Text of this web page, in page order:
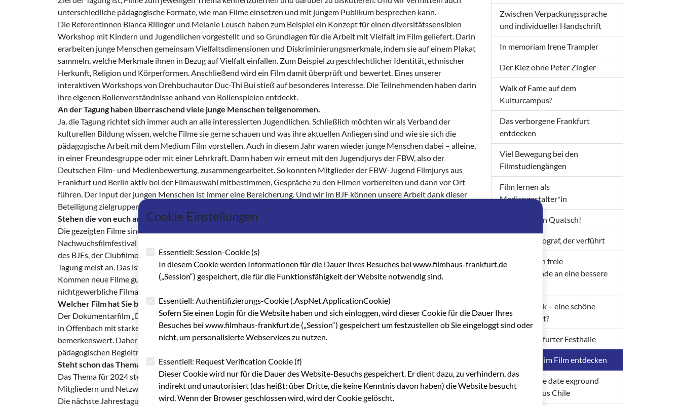
unterschiedliche pädagogische Formate, wie man Filme einsetzen und mit jungem Publikum besprechen kann.
Die Referentinnen Bianca Rilinger und Melanie Leusch haben zum Beispiel ein Konzept für einen diversitätssensiblen
Workshop mit Kindern und Jugendlichen vorgestellt und so Grundlagen für die Arbeit mit Vielfalt im Film geliefert. Darin
erarbeiten junge Menschen gemeinsam Vielfaltsdimensionen und Diskriminierungsmerkmale, indem sie auf einem Plakat
sammeln, welche Merkmale ihnen in Bezug auf Vielfalt einfallen. Zum Beispiel zu geschlechtlicher Identität, ethnischer
Herkunft, Religion und Körperformen. Anschließend wird ein Film damit überprüft und bewertet. Eines unserer
interaktiven Workshops von Drehbuchautor Duc-Thi Bui stieß auf besonderes Interesse. Die Teilnehmenden haben darin
ihre eigenen Rollenverständnisse anhand von Rollenspielen entdeckt.
An der Tagung haben überraschend viele junge Menschen teilgenommen.
Ja, die Tagung richtet sich immer auch an alle interessierten Jugendlichen. Schließlich möchten wir als Verband der
kulturellen Bildung wissen, welche Filme sie gerne schauen und was ihre aktuellen Anliegen sind und wie sie sich die
pädagogische Arbeit mit dem Medium Film vorstellen. Auch in diesem Jahr waren wieder junge Menschen dabei – alleine,
in einer Freundesgruppe oder mit einer Lehrkraft. Dann haben wir erneut mit den Jugendjurys der FBW, also der
Deutschen Film- und Medienbewertung, zusammengearbeitet. So konnten Mitglieder der FBW-Jugend Filmjurys aus
Frankfurt und Berlin aktiv bei der Filmauswahl mitbestimmen, Gespräche zu den Filmen vorbereiten und dann vor Ort
führen. Der Input der jungen Menschen ist immer eine Bereicherung. Und wir im BJF können unsere Arbeit dank dieser
Beteiligung zielgruppengenau ausrichten.
Stehen die von euch ausgewählten Filme der Sichtung schon für die nichtgewerbliche Filmarbeit zur Verfügung?
Die gezeigten Filme sind ein Mix aus Festival-Neuheiten und Kurzfilmen, die beispielsweise auf dem
Nachwuchsfilmfestival des BJFs „Werkstatt der Jungen Filmszene“ liefen. Und dann Produktionen, die sich neu im Verleih
des BJFs, der Clubfilmothek, befinden – oft sogar mit pädagogischem Begleitmaterial. Die Verleihzahlen steigen nach der
Tagung meist an. Das ist sehr positiv zu sehen, da der Verleih aktuell noch nicht dem Niveau wie vor Corona entspricht.
Kommen neue Filme gut auf der Tagung an, werden sie für den BJF-Verleih vorgeschlagen, damit sie rasch für die
nichtgewerbliche Filmarbeit zur Verfügung stehen.
Welcher Film hat Sie besonders beeindruckt?
Der Dokumentarfilm „Der Weg von Hand und Fuß“. Die Begleitung von Mädchen und Frauen in einer Taekwondo-Schule
in Offenbach mit starken Illustrationen als Leitmotiv durch den Film hindurch ist inhaltlich sowie künstlerisch
bemerkenswert. Daher haben wir uns entschieden, den Film auch in den Verleih zu nehmen. Aktuell arbeiten wir am
pädagogischen Begleitmaterial, sodass der Film auf DVD und zum Download voraussichtlich im August 2023 erscheint.
Steht schon das Thema für das kommende Jahr fest?
Das Thema für 2024 steht noch nicht fest. Hier werden wir im Spätsommer wieder durch eine Umfrage bei unseren
Mitgliedern und Netzwerken abfragen, welche Inhalte sie aktuell am meisten beschäftigen. Was wir aber schon wissen:
Die nächste Jahrestagung findet vom 19. bis 21. April 2024 in Wiesbaden statt.
Zwischen Verpackungssprache
und individueller Handschrift
In memoriam Irene Trampler
Der Kiez ohne Peter Zingler
Walk of Fame auf dem
Kulturcampus?
Das verborgene Frankfurt
entdecken
Viel Bewegung bei den
Filmstudiengängen
Film lernen als
Mediengestalter*in
Macht keinen Quatsch!
Ein Kinematograf, der verführt
Wie kommen freie
Filmschaffende an eine bessere
Die Filmkritik – eine schöne
Nutzlosigkeit?
Tatort Frankfurter Festhalle
Rollenbilder im Film entdecken
Info: Save the date exground
filmfest: Fokus Chile
Cookie Einstellungen
Essentiell: Session-Cookie (s)
In diesem Cookie werden Informationen für die Dauer Ihres Besuches bei www.filmhaus-frankfurt.de
(„Session“) gespeichert, die für die Funktionsfähigkeit der Website notwendig sind.
Essentiell: Authentifizierungs-Cookie (.AspNet.ApplicationCookie)
Sofern Sie einen Login für die Website haben und sich einloggen, wird dieser Cookie für die Dauer Ihres
Besuches bei www.filmhaus-frankfurt.de („Session“) gespeichert um festzustellen ob Sie eingeloggt sind oder
nicht, um personalisierte Webservices zu nutzen.
Essentiell: Request Verification Cookie (f)
Dieser Cookie wird nur für die Dauer des Website-Besuchs gespeichert. Er dient dazu, zu verhindern, das
indirekt und unautorisiert (das heißt: über Dritte, die keine Kenntnis davon haben) die Website besucht
wird. Wenn der Browser geschlossen wird, wird der Cookie gelöscht.